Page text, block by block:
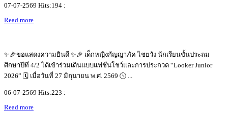
07-07-2569 Hits:194 :
Read more
✨🎉ขอแสดงความยินดี ✨🎉 เด็กหญิงกัญญาภัค ไชยวัง นักเรียนชั้นประถม
ศึกษาปีที่ 4/2 ได้เข้าร่วมเดินแบบแฟชั่นโชว์และการประกวด “Looker Junior
2026” 🗓️ เมื่อวันที่ 27 มิถุนายน พ.ศ. 2569 🕓 ...
06-07-2569 Hits:223 :
Read more